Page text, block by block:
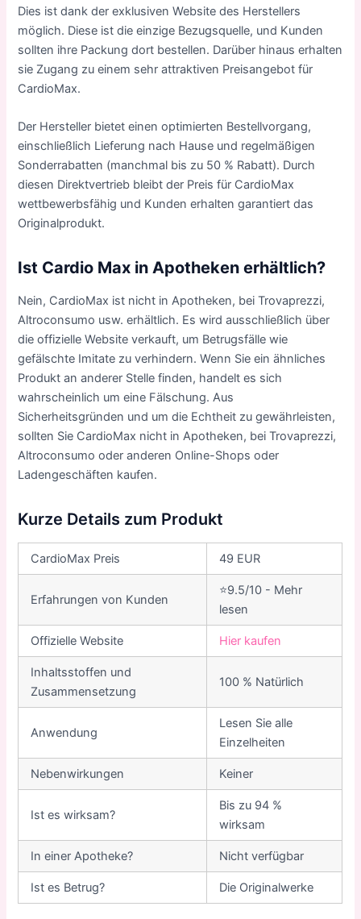
Dies ist dank der exklusiven Website des Herstellers
möglich. Diese ist die einzige Bezugsquelle, und Kunden
sollten ihre Packung dort bestellen. Darüber hinaus erhalten
sie Zugang zu einem sehr attraktiven Preisangebot für
CardioMax.
Der Hersteller bietet einen optimierten Bestellvorgang,
einschließlich Lieferung nach Hause und regelmäßigen
Sonderrabatten (manchmal bis zu 50 % Rabatt). Durch
diesen Direktvertrieb bleibt der Preis für CardioMax
wettbewerbsfähig und Kunden erhalten garantiert das
Originalprodukt.
Ist Cardio Max in Apotheken erhältlich?
Nein, CardioMax ist nicht in Apotheken, bei Trovaprezzi,
Altroconsumo usw. erhältlich. Es wird ausschließlich über
die offizielle Website verkauft, um Betrugsfälle wie
gefälschte Imitate zu verhindern. Wenn Sie ein ähnliches
Produkt an anderer Stelle finden, handelt es sich
wahrscheinlich um eine Fälschung. Aus
Sicherheitsgründen und um die Echtheit zu gewährleisten,
sollten Sie CardioMax nicht in Apotheken, bei Trovaprezzi,
Altroconsumo oder anderen Online-Shops oder
Ladengeschäften kaufen.
Kurze Details zum Produkt
CardioMax Preis 49 EUR
Erfahrungen von Kunden
⭐9.5/10 - Mehr
lesen
Offizielle Website Hier kaufen
Inhaltsstoffen und
Zusammensetzung
100 % Natürlich
Anwendung
Lesen Sie alle
Einzelheiten
Nebenwirkungen Keiner
Ist es wirksam?
Bis zu 94 %
wirksam
In einer Apotheke? Nicht verfügbar
Ist es Betrug? Die Originalwerke